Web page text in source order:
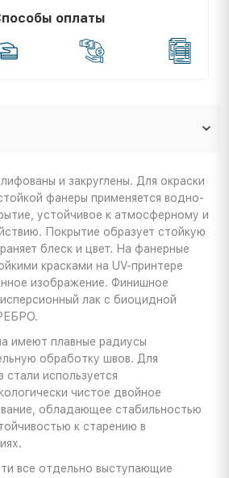
оплаты
и закруглены. Для окраски
фанеры применяется водно-
устойчивое к атмосферному и
Покрытие образует стойкую
блеск и цвет. На фанерные
красками на UV-принтере
изображение. Финишное
лак с биоцидной
имеют плавные радиусы
обработку швов. Для
стали используется
чистое двойное
обладающее стабильностью
к старению в
все отдельно выступающие